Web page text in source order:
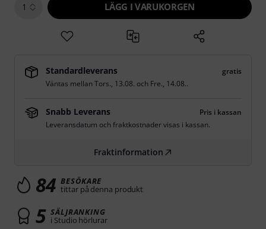
1 LÄGG I VARUKORGEN
Standardleverans
gratis
Väntas mellanTors., 13.08. och Fre., 14.08..
Snabb Leverans
Pris i kassan
Leveransdatum och fraktkostnader visas i kassan.
Fraktinformation
84 BESÖKARE
tittar på denna produkt
5 SÄLJRANKING
i Studio hörlurar